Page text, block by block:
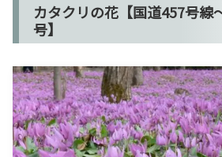
カタクリの花【国道457号線
号】